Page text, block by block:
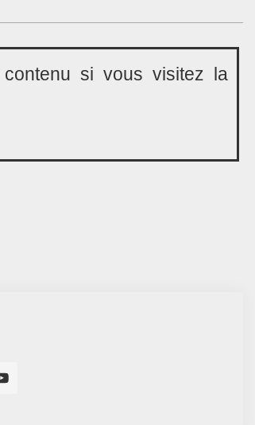
si vous visitez la